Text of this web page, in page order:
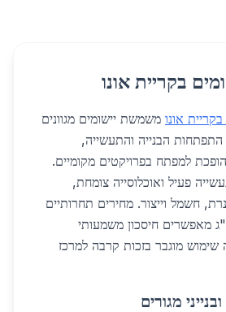
בקריית אונו
אונו משמשת יישומים מגוונים
2026, עם התפתחות הבנייה והתעשייה,
למפתח בפרויקטים מקומיים.
פעיל ואוכלוסייה צומחת,
חשמל וייצור. מחירים תחרותיים
לק"ג מאפשרים חיסכון משמעותי
שימוש מוגבר בזכות קרבה למרכז
מגורים